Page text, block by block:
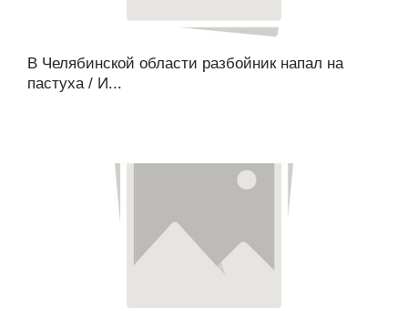
В Челябинской области разбойник напал на
пастуха / И...